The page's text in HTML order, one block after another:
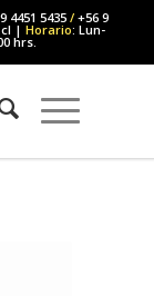
4451 5435 /+56 9
| Horario: Lun-
hrs.